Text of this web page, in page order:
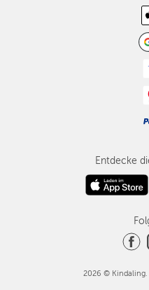
Entdecke
2026 ©